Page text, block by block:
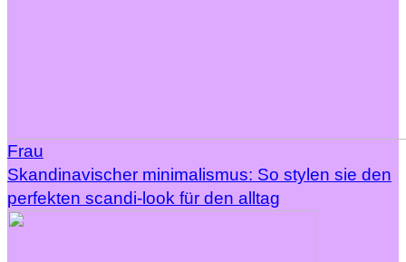
Frau
Skandinavischer minimalismus: So stylen sie den
perfekten scandi-look für den alltag